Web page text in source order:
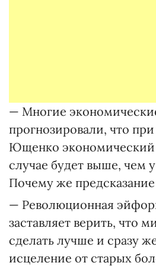
— Многие
прогнозировали, что
Ющенко
случае будет выше, чем
Почему же
— Революционная
заставляет верить, что
сделать лучше и сразу
исцеление от старых